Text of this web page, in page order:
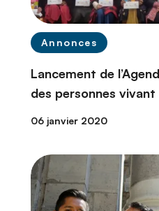
Annonces
Lancement de
des personnes vivant
06 janvier 2020